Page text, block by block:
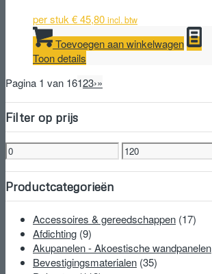
per stuk€45,80 incl. btw
Toevoegen aan winkelwagen
Toon details
Pagina 1 van 16123›»
Filter op prijs
Min.
prijs
Max.
prijs
Productcategorieën
Accessoires & gereedschappen (17)
Afdichting (9)
Akupanelen - Akoestische wandpanelen
Bevestigingsmaterialen (35)